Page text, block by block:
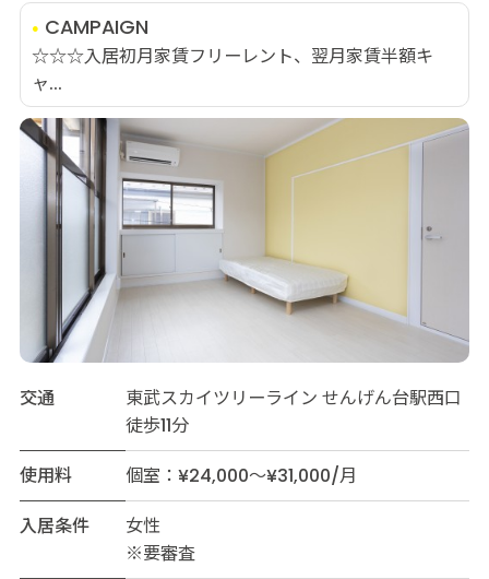
CAMPAIGN
☆☆☆入居初月家賃フリーレント、翌月家賃半額キ
ャ...
交通
東武スカイツリーライン せんげん台駅西口
徒歩11分
使用料
個室：¥24,000～¥31,000/月
入居条件
女性
※要審査